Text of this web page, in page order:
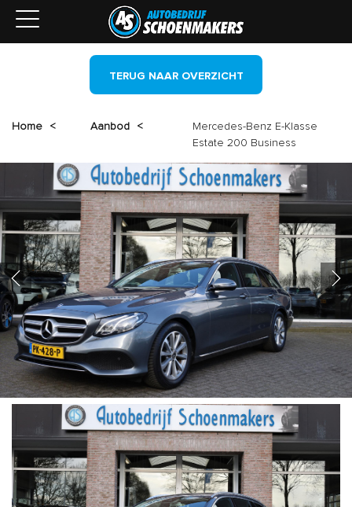
TERUG NAAR OVERZICHT
Home < Aanbod <
Mercedes-Benz E-Klasse
Estate 200 Business